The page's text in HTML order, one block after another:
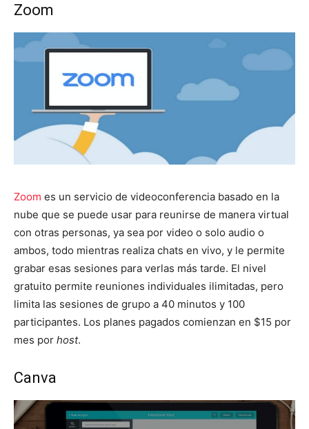
Zoom
Zoom es un servicio de videoconferencia basado en la
nube que se puede usar para reunirse de manera virtual
con otras personas, ya sea por video o solo audio o
ambos, todo mientras realiza chats en vivo, y le permite
grabar esas sesiones para verlas más tarde. El nivel
gratuito permite reuniones individuales ilimitadas, pero
limita las sesiones de grupo a 40 minutos y 100
participantes. Los planes pagados comienzan en $15 por
mes por host.
Canva